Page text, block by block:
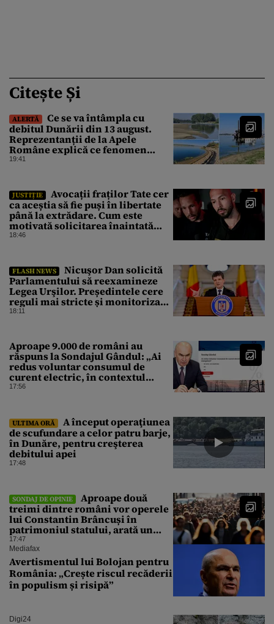
Citește Și
ALERTĂ
Ce se va întâmpla cu
debitul Dunării din 13 august.
Reprezentanții de la Apele
Române explică ce fenomen
urmează
19:41
JUSTIȚIE
Avocații fraților Tate cer
ca aceștia să fie puși în libertate
până la extrădare. Cum este
motivată solicitarea înaintată
instanței
18:46
FLASH NEWS
Nicuşor Dan solicită
Parlamentului să reexamineze
Legea Urşilor. Președintele cere
reguli mai stricte și monitorizare
în timp real
18:11
Aproape 9.000 de români au
răspuns la Sondajul Gândul: „Ai
redus voluntar consumul de
curent electric, în contextul
crizei energetice?” Rezultatul a
17:56
ULTIMA ORĂ
A început operaţiunea
de scufundare a celor patru barje,
în Dunăre, pentru creşterea
debitului apei
17:48
SONDAJ DE OPINIE
Aproape două
treimi dintre români vor operele
lui Constantin Brâncuși în
patrimoniul statului, arată un
sondaj
17:47
Mediafax
Avertismentul lui Bolojan pentru
România: „Crește riscul recăderii
în populism și risipă”
Digi24